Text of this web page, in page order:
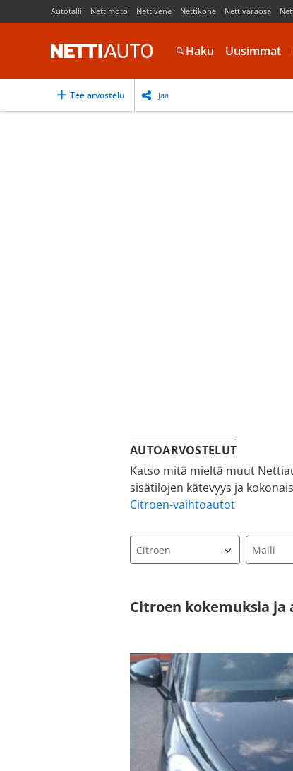
Autotalli Nettimoto Nettivene Nettikone Nettivaraosa
Haku Uusimmat
Tee arvostelu Jaa
AUTOARVOSTELUT
Katso mitä mieltä muut
sisätilojen kätevyys ja
Citroen-vaihtoautot
Citroen kokemuksia ja